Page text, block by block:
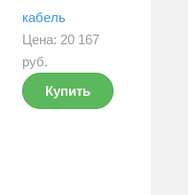
Цена: 20 167
руб.
Купить